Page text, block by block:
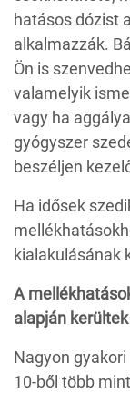
hatásos dózist
alkalmazzák.
Ön is
valamelyik
vagy ha
gyógyszer
beszéljen
Ha idősek
kialakulásának
A
alapján
Nagyon gyakori
10-ből több